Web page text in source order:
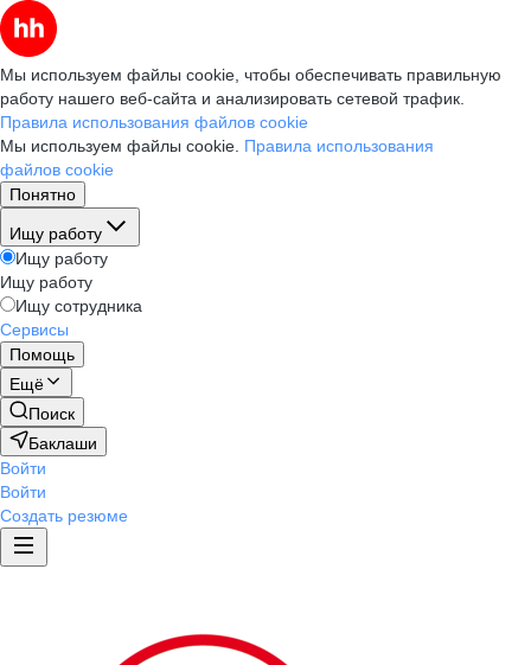
Мы используем файлы cookie, чтобы обеспечивать правильную
работу нашего веб-сайта и анализировать сетевой трафик.
Правила использования файлов cookie
Мы используем файлы cookie. Правила использования
файлов cookie
Понятно
Ищу работу
Ищу работу
Ищу работу
Ищу сотрудника
Сервисы
Помощь
Ещё
Поиск
Баклаши
Войти
Войти
Создать резюме